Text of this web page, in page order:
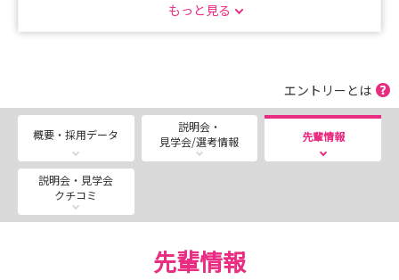
新人看護師や先輩看護師の働く姿を間近で体験し、病院の
雰囲気を直接感じてみてください。
＜インターンシップ＞
7月18日（土） 13：30～16：00 終了済
もっと見る
エントリーとは
概要・採用データ
説明会・
見学会/選考情報
先輩情報
説明会・見学会
クチコミ
先輩情報